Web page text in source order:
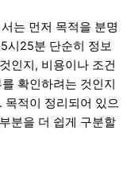
는 먼저 목적을 분명
시25분 단순히 정보
인지, 비용이나 조건
확인하려는 것인지
목적이 정리되어 있으
분을 더 쉽게 구분할